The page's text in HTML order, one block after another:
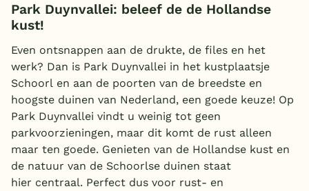
Park Duynvallei: beleef de de Hollandse
kust!
Even ontsnappen aan de drukte, de files en het
werk? Dan is Park Duynvallei in het kustplaatsje
Schoorl en aan de poorten van de breedste en
hoogste duinen van Nederland, een goede keuze! Op
Park Duynvallei vindt u weinig tot geen
parkvoorzieningen, maar dit komt de rust alleen
maar ten goede. Genieten van de Hollandse kust en
de natuur van de Schoorlse duinen staat
hier centraal. Perfect dus voor rust- en